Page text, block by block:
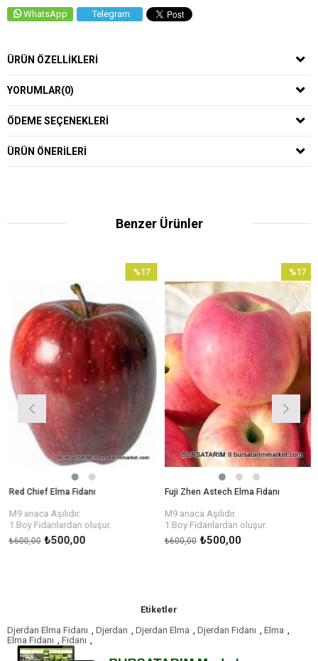
WhatsApp Telegram
ÜRÜN ÖZELLIKLERI
YORUMLAR(0)
ÖDEME SEÇENEKLERI
ÜRÜN ÖNERILERI
Benzer Ürünler
Red Chief Elma Fidanı
M9 anacaAşılıdır.
1.Boy Fidanlardan oluşur.
₺500,00
₺600,00
%17
%17İndirim
Fuji Zhen Astech Elma Fidanı
M9 anacaAşılıdır.
1.Boy Fidanlardan oluşur.
₺500,00
₺600,00
%17
İndirim
Etiketler
Djerdan Elma Fidanı
Djerdan Djerdan Elma Djerdan Fidanı Elma
Elma Fidanı
Fidanı